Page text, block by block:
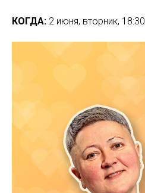
КОГДА: 2 июня, вторник, 18:30